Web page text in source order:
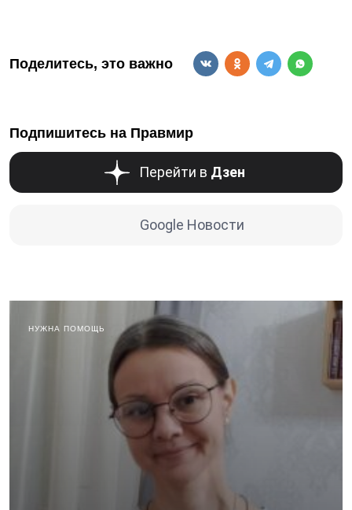
Поделитесь, это важно
Подпишитесь на Правмир
Перейти в Дзен
Google Новости
НУЖНА ПОМОЩЬ